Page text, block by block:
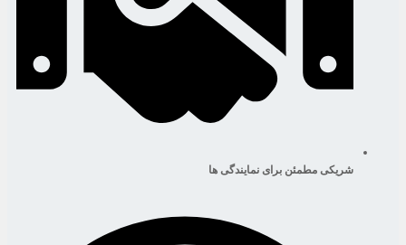
شریکی مطمئن برای نمایندگی ها